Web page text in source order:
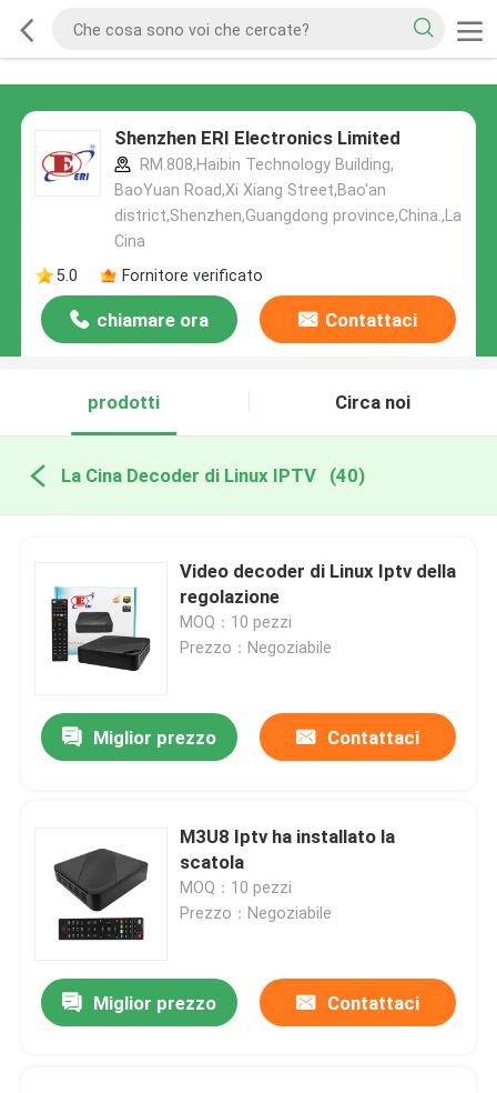
Shenzhen ERI Electronics Limited
RM.808,Haibin Technology Building,
BaoYuan Road,Xi Xiang Street,Bao'an
district,Shenzhen,Guangdong province,China.,La
Cina
5.0
Fornitore verificato
chiamare ora Contattaci
prodotti Circa noi
La Cina Decoder di Linux IPTV (40)
Video decoder di Linux Iptv della
regolazione
MOQ：10 pezzi
Prezzo：Negoziabile
Miglior prezzo Contattaci
M3U8 Iptv ha installato la
scatola
MOQ：10 pezzi
Prezzo：Negoziabile
Miglior prezzo Contattaci